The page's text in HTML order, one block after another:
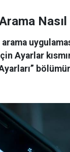
Nasıl
Ayarlar